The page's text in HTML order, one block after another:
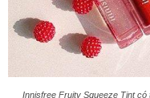
Innisfree Fruity Squeeze Tint